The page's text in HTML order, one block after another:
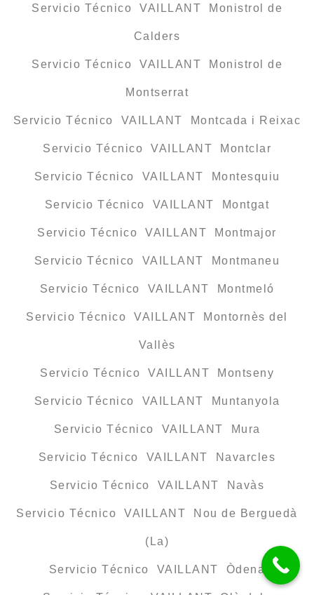
Servicio Técnico VAILLANT Monistrol de
Calders
Servicio Técnico VAILLANT Monistrol de
Montserrat
Servicio Técnico VAILLANT Montcada i Reixac
Servicio Técnico VAILLANT Montclar
Servicio Técnico VAILLANT Montesquiu
Servicio Técnico VAILLANT Montgat
Servicio Técnico VAILLANT Montmajor
Servicio Técnico VAILLANT Montmaneu
Servicio Técnico VAILLANT Montmeló
Servicio Técnico VAILLANT Montornès del
Vallès
Servicio Técnico VAILLANT Montseny
Servicio Técnico VAILLANT Muntanyola
Servicio Técnico VAILLANT Mura
Servicio Técnico VAILLANT Navarcles
Servicio Técnico VAILLANT Navàs
Servicio Técnico VAILLANT Nou de Berguedà
(La)
Servicio Técnico VAILLANT Òdena